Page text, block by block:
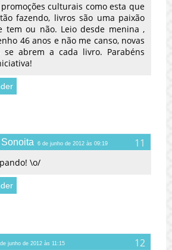
culturais como esta que
fazendo, livros são uma paixão
tem ou não. Leio desde menina ,
46 anos e não me canso, novas
se abrem a cada livro. Parabéns
6 de junho de 2012 às 09:19
\o/
junho de 2012 às 11:15